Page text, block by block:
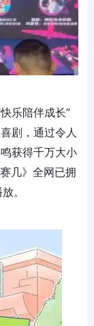
乐陪伴成长”
剧，通过令人
获得千万大小
几》全网已拥
。